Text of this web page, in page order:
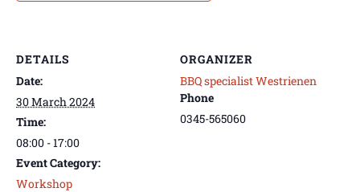
DETAILS
Date:
30 March 2024
Time:
08:00 - 17:00
Event Category:
Workshop
ORGANIZER
BBQ specialist Westrienen
Phone
0345-565060